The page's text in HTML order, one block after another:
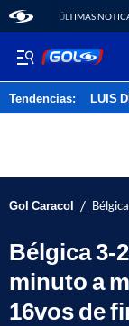
ÚLTIMAS
Tendencias: LUIS
Gol Caracol /
Bélgica 3-
minuto a
16vos de